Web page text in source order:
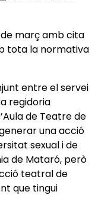
de març amb cita
tota la normativa
entre el servei
regidoria
de Teatre de
una acció
sexual i de
de Mataró, però
teatral de
que tingui